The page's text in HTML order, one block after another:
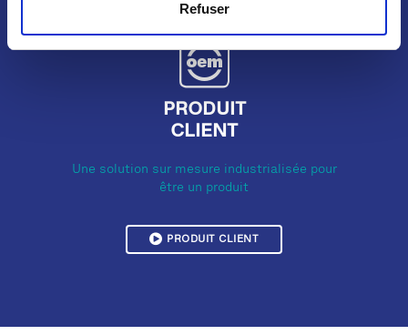
Refuser
PRODUIT
CLIENT
Une solution sur mesure industrialisée pour
être un produit
PRODUIT CLIENT